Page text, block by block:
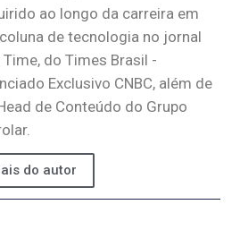
ao longo da carreira em
de tecnologia no jornal
Time, do Times Brasil -
Exclusivo CNBC, além de
de Conteúdo do Grupo
do autor